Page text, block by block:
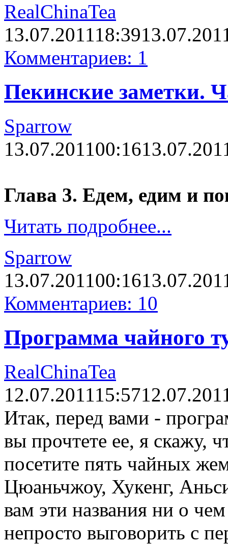
RealChinaTea
13.07.201118:39
Комментариев: 1
Пекинские заметки.
Sparrow
13.07.201100:16
Глава 3. Едем, едим и
Читать подробнее...
Sparrow
13.07.201100:16
Комментариев: 10
Программа чайного
RealChinaTea
12.07.201115:57
Итак, перед вами -
вы прочтете ее, я скажу,
посетите пять чайных
Цюаньчжоу, Хукенг,
вам эти названия ни о
непросто выговорить с